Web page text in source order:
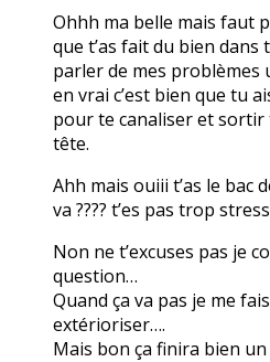
Ohhh ma belle mais faut
que t’as fait du bien dans
parler de mes problèmes
en vrai c’est bien que tu
pour te canaliser et sortir
tête.
Ahh mais ouiii t’as le bac
va ???? t’es pas trop
Non ne t’excuses pas je
question…
Quand ça va pas je me
extérioriser….
Mais bon ça finira bien